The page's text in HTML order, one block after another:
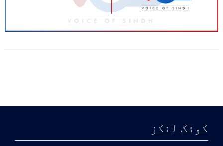
کے ذریعے امدادی سامان ملک کے
مختلف علاقوں تک پہنچایا جاچکا ہے،
کوئک لنکز